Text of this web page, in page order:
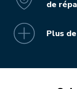
de
Plus